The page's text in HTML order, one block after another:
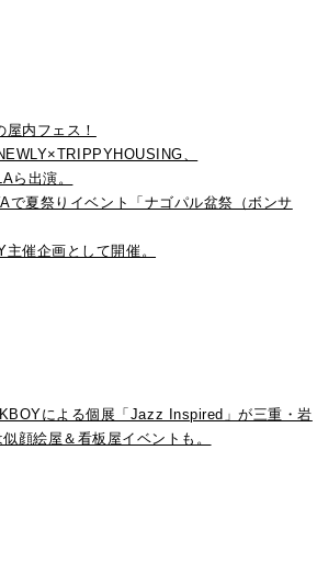
屋内フェス！
、
ら出演。
で夏祭りイベント「ナゴパル盆祭（ボンサ
催企画として開催。
による個展「Jazz Inspired」が三重・岩
顔絵屋＆看板屋イベントも。